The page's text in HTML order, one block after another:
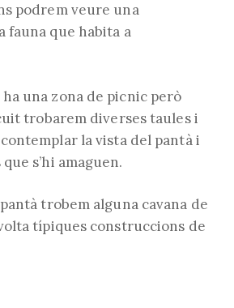
podrem veure una
fauna que habita a
una zona de picnic però
trobarem diverses taules i
la vista del pantà i
s’hi amaguen.
trobem alguna cavana de
típiques construccions de